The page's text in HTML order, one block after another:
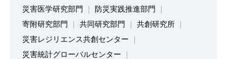
災害医学研究部門
防災実践推進部門
寄附研究部門
共同研究部門
共創研究所
災害レジリエンス共創センター
災害統計グローバルセンター